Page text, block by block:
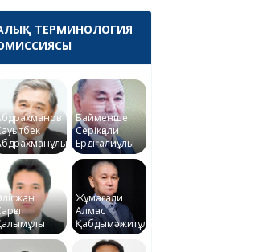
ТЕРМИНОЛОГИЯ
Байменше
Серікқали
Ердіғалиұлы
Жұмағали
Алмас
Қабдымәжитұлы